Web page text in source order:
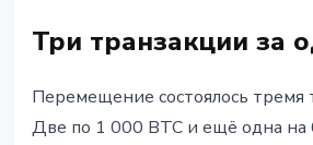
Три транзакции за
Перемещение состоялось тремя
Две по 1 000 BTC и ещё одна на